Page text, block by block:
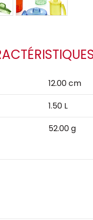
12.00 cm
1.50 L
52.00 g